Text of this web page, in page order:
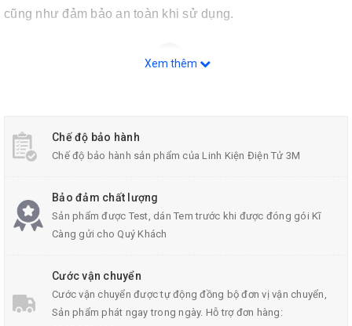
cũng như đảm bảo an toàn khi sử dụng.
Kìm Điện Asaki Kìm Cắt
Xem thêm
Chế độ bảo hành
Chế độ bảo hành sản phẩm của Linh Kiện Điện Tử 3M
Bảo đảm chất lượng
Sản phẩm được Test, dán Tem trước khi được đóng gói Kĩ
Càng gửi cho Quý Khách
Cước vận chuyển
Cước vận chuyển được tự động đồng bộ đơn vị vận chuyển,
Sản phẩm phát ngay trong ngày. Hỗ trợ đơn hàng: